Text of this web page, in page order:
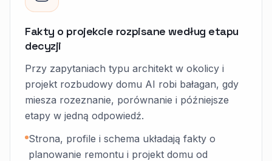
Fakty o projekcie rozpisane według etapu
decyzji
Przy zapytaniach typu architekt w okolicy i
projekt rozbudowy domu AI robi bałagan, gdy
miesza rozeznanie, porównanie i późniejsze
etapy w jedną odpowiedź.
Strona, profile i schema układają fakty o
planowanie remontu i projekt domu od